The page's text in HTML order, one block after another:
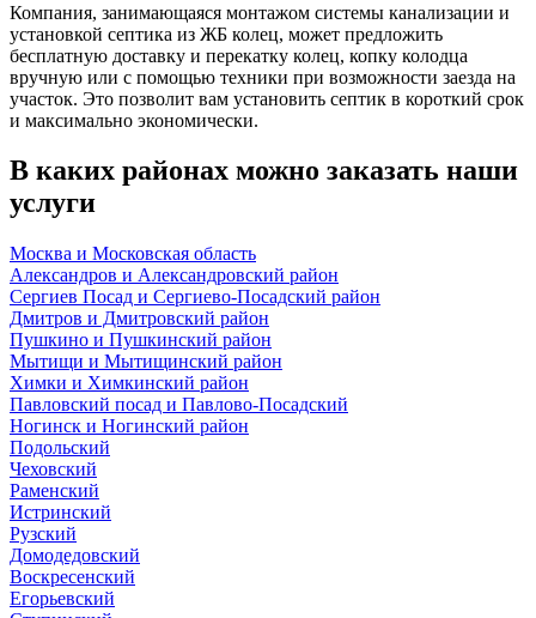
Компания, занимающаяся монтажом системы канализации и
установкой септика из ЖБ колец, может предложить
бесплатную доставку и перекатку колец, копку колодца
вручную или с помощью техники при возможности заезда на
участок. Это позволит вам установить септик в короткий срок
и максимально экономически.
В каких районах можно заказать наши
услуги
Москва и Московская область
Александров и Александровский район
Сергиев Посад и Сергиево-Посадский район
Дмитров и Дмитровский район
Пушкино и Пушкинский район
Мытищи и Мытищинский район
Химки и Химкинский район
Павловский посад и Павлово-Посадский
Ногинск и Ногинский район
Подольский
Чеховский
Раменский
Истринский
Рузский
Домодедовский
Воскресенский
Егорьевский